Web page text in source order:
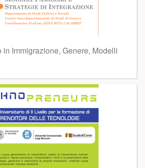
in Immigrazione, Genere, Modelli